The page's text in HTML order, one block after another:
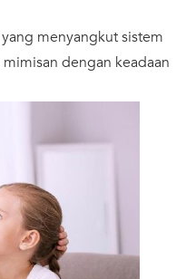
menyangkut sistem
dengan keadaan